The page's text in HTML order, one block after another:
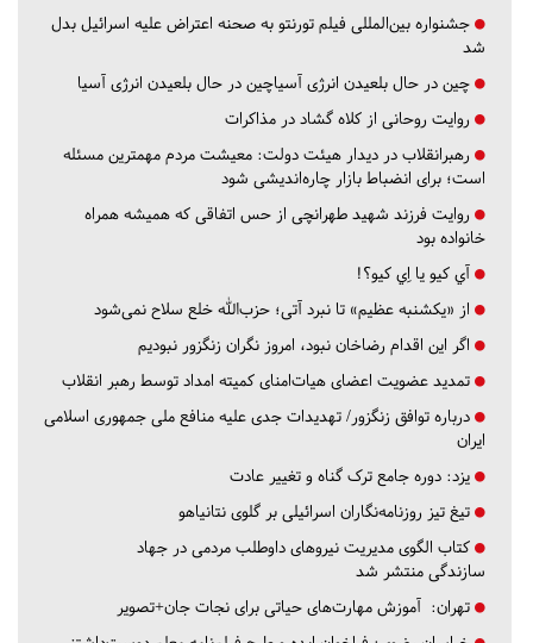
جشنواره بین‌المللی فیلم تورنتو به صحنه اعتراض علیه اسرائیل بدل
شد
چین در حال بلعیدن انرژی آسیاچین در حال بلعیدن انرژی آسیا
روایت روحانی از کلاه گشاد در مذاکرات
رهبرانقلاب در دیدار هیئت دولت: معیشت مردم مهمترین مسئله
است؛ برای انضباط بازار چاره‌اندیشی شود
روایت فرزند شهید طهرانچی از حس اتفاقی که همیشه همراه
خانواده بود
آي كيو يا اِي كيو؟!
از «یکشنبه عظیم» تا نبرد آتی؛ حزب‌الله خلع سلاح نمی‌شود
اگر این اقدام رضاخان نبود، امروز نگران زنگزور نبودیم
تمدید عضویت اعضای هیات‌امنای کمیته امداد توسط رهبر انقلاب
درباره توافق زنگزور/ تهدیدات جدی علیه منافع ملی جمهوری اسلامی
ایران
یزد: دوره جامع ترک گناه و تغییر عادت
تیغ تیز روزنامه‌نگاران اسرائیلی بر گلوی نتانیاهو
کتاب الگوی مدیریت نیروهای داوطلب مردمی در جهاد
سازندگی منتشر شد
تهران: آموزش مهارت‌های حیاتی برای نجات جان+تصویر